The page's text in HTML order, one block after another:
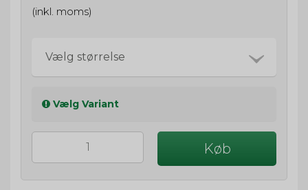
(inkl. moms)
Vælg størrelse
Vælg Variant
Køb